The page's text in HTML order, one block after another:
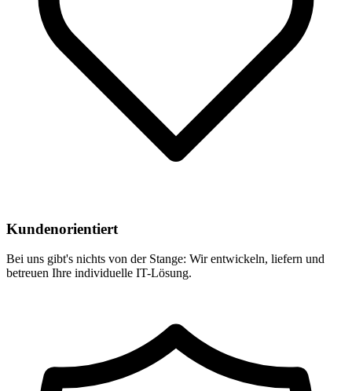
Kundenorientiert
Bei uns gibt's nichts von der Stange: Wir entwickeln, liefern und
betreuen Ihre individuelle IT-Lösung.